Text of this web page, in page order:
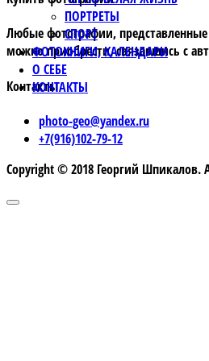
ПОРТРЕТЫ
СПОРТ
ФОТОКНИГИ, КАЛЕНДАРИ
О СЕБЕ
КОНТАКТЫ
Любые фотографии, представленные
можно приобрести, связавшись с
Контакты
photo-geo@yandex.ru
+7(916)102-79-12
Copyright © 2018 Георгий Шпикалов.